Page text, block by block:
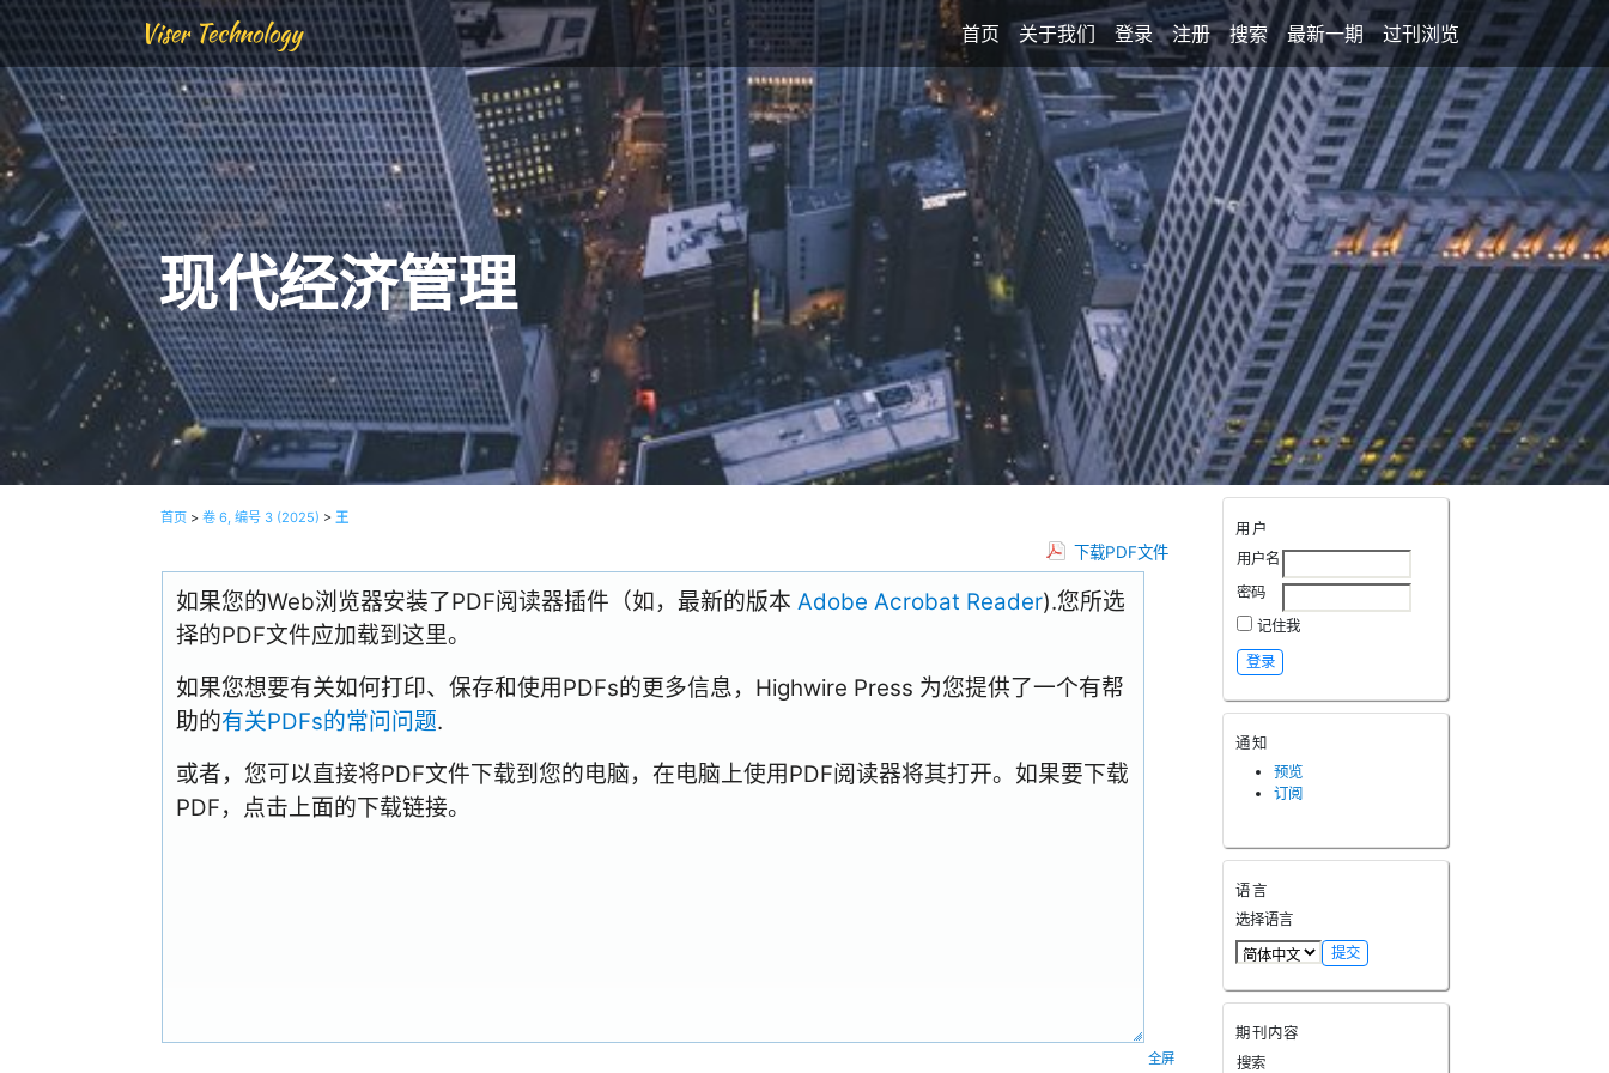
Viser Technology 首页 关于我们 登录 注册 搜索 最新一期 过刊浏览
现代经济管理
用户
用户名
密码
记住我
通知
预览
订阅
语言
选择语言
期刊内容
搜索
首页 >卷 6, 编号 3 (2025) >王
下载PDF文件
如果您的Web浏览器安装了PDF阅读器插件（如，最新的版本 Adobe Acrobat Reader).您所选
择的PDF文件应加载到这里。
如果您想要有关如何打印、保存和使用PDFs的更多信息，Highwire Press 为您提供了一个有帮
助的有关PDFs的常问问题.
或者，您可以直接将PDF文件下载到您的电脑，在电脑上使用PDF阅读器将其打开。如果要下载
PDF，点击上面的下载链接。
全屏